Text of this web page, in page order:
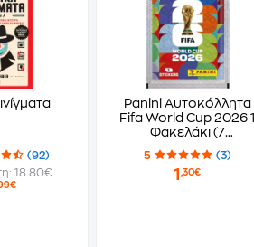
(92)
18.80€
Panini Αυτοκόλλητα
Fifa World Cup 2026 1
Φακελάκι (7
Αυτοκόλλητα)
5 (3)
1,30€